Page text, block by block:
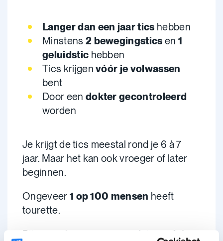
Langer dan een jaar tics hebben
Minstens 2 bewegingsticsen 1
geluidstic hebben
Tics krijgenvóór je volwassen
bent
Door een dokter gecontroleerd
worden
Je krijgt de tics meestal rond je 6 à 7
jaar. Maar het kan ook vroeger of later
beginnen.
Ongeveer 1 op 100 mensen heeft
tourette.
Bij
sommige mensen merk je veel tics